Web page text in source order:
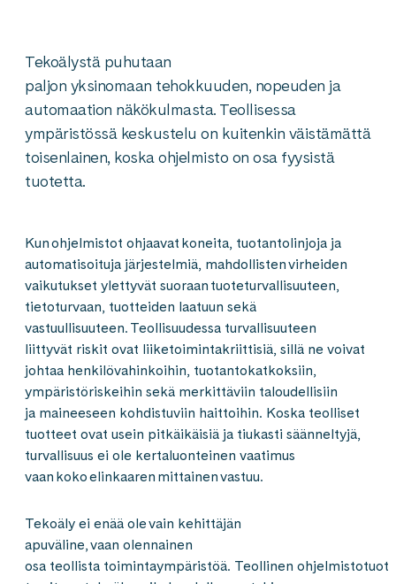
Tekoälystä puhutaan
paljon yksinomaan tehokkuuden, nopeuden ja
automaation näkökulmasta. Teollisessa
ympäristössä keskustelu on kuitenkin väistämättä
toisenlainen, koska ohjelmisto on osa fyysistä
tuotetta.
Kun ohjelmistot ohjaavat koneita, tuotantolinjoja ja
automatisoituja järjestelmiä, mahdollisten virheiden
vaikutukset ylettyvät suoraan tuoteturvallisuuteen,
tietoturvaan, tuotteiden laatuun sekä
vastuullisuuteen. Teollisuudessa turvallisuuteen
liittyvät riskit ovat liiketoimintakriittisiä, sillä ne voivat
johtaa henkilövahinkoihin, tuotantokatkoksiin,
ympäristöriskeihin sekä merkittäviin taloudellisiin
ja maineeseen kohdistuviin haittoihin. Koska teolliset
tuotteet ovat usein pitkäikäisiä ja tiukasti säänneltyjä,
turvallisuus ei ole kertaluonteinen vaatimus
vaan koko elinkaaren mittainen vastuu.
Tekoäly ei enää ole vain kehittäjän
apuväline, vaan olennainen
osa teollista toimintaympäristöä. Teollinen